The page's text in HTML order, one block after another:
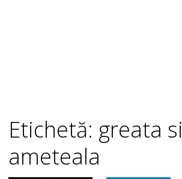
Etichetă: greata si
ameteala